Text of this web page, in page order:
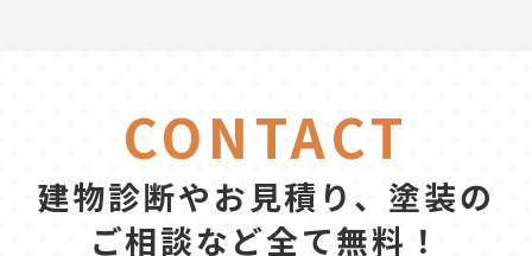
CONTACT
建物診断やお見積り、塗装の
ご相談など全て無料！